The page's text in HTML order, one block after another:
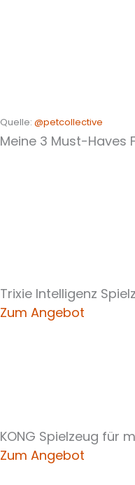
Quelle: @petcollective
Meine 3 Must-Haves
Trixie Intelligenz
Zum Angebot
KONG Spielzeug für
Zum Angebot